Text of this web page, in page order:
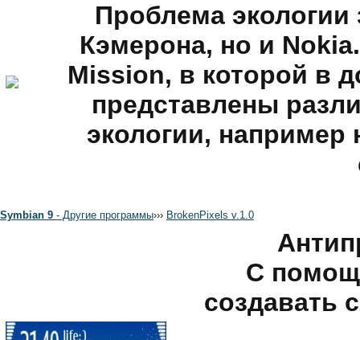
Проблема экологии
Кэмерона, но и
Mission, в которой в
представлены
экологии,
Symbian 9 - Другие программы››› BrokenPixels v.1.0
С
создавать